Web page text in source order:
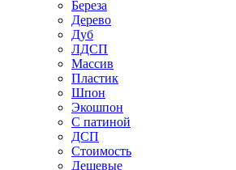
Береза
Дерево
Дуб
ЛДСП
Массив
Пластик
Шпон
Экошпон
С патиной
ДСП
Стоимость
Дешевые